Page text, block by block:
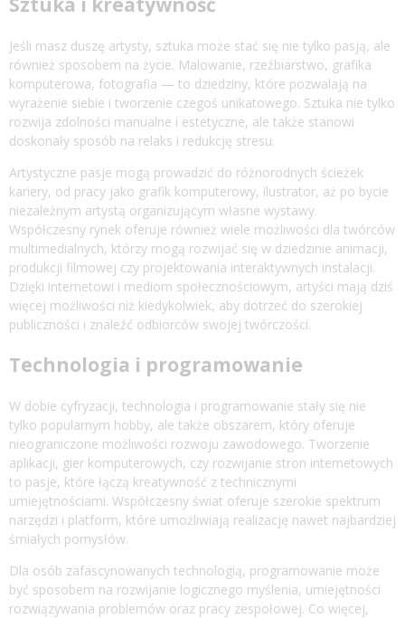
Jeśli masz duszę artysty, sztuka może stać się nie tylko pasją, ale
również sposobem na życie. Malowanie, rzeźbiarstwo, grafika
komputerowa, fotografia — to dziedziny, które pozwalają na
wyrażenie siebie i tworzenie czegoś unikatowego. Sztuka nie tylko
rozwija zdolności manualne i estetyczne, ale także stanowi
doskonały sposób na relaks i redukcję stresu.
Artystyczne pasje mogą prowadzić do różnorodnych ścieżek
kariery, od pracy jako grafik komputerowy, ilustrator, aż po bycie
niezależnym artystą organizującym własne wystawy.
Współczesny rynek oferuje również wiele możliwości dla twórców
multimedialnych, którzy mogą rozwijać się w dziedzinie animacji,
produkcji filmowej czy projektowania interaktywnych instalacji.
Dzięki internetowi i mediom społecznościowym, artyści mają dziś
więcej możliwości niż kiedykolwiek, aby dotrzeć do szerokiej
publiczności i znaleźć odbiorców swojej twórczości.
Technologia i programowanie
W dobie cyfryzacji, technologia i programowanie stały się nie
tylko popularnym hobby, ale także obszarem, który oferuje
nieograniczone możliwości rozwoju zawodowego. Tworzenie
aplikacji, gier komputerowych, czy rozwijanie stron internetowych
to pasje, które łączą kreatywność z technicznymi
umiejętnościami. Współczesny świat oferuje szerokie spektrum
narzędzi i platform, które umożliwiają realizację nawet najbardziej
śmiałych pomysłów.
Dla osób zafascynowanych technologią, programowanie może
być sposobem na rozwijanie logicznego myślenia, umiejętności
rozwiązywania problemów oraz pracy zespołowej. Co więcej,